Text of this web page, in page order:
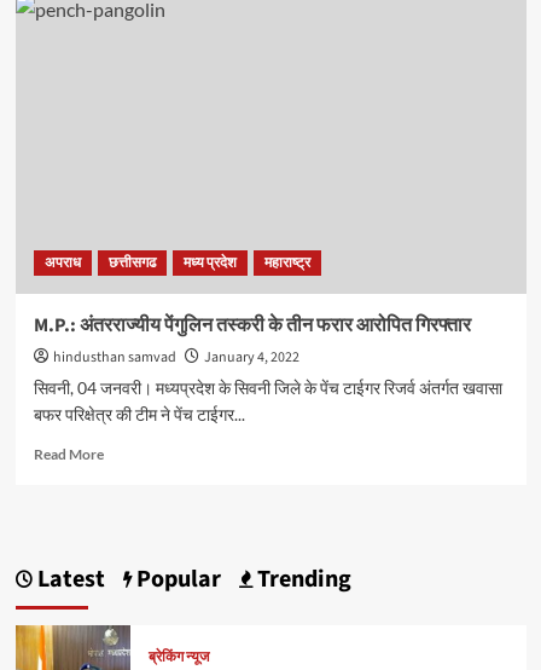
म.प्र.
अपराध छत्तीसगढ मध्य प्रदेश महाराष्ट्र
M.P.: अंतरराज्यीय पेंगुलिन तस्करी के तीन फरार आरोपित गिरफ्तार
hindusthan samvad
January 4, 2022
सिवनी, 04 जनवरी। मध्यप्रदेश के सिवनी जिले के पेंच टाईगर रिजर्व अंतर्गत खवासा
बफर परिक्षेत्र की टीम ने पेंच टाईगर...
Read MoreRead
तस्करी
तीन
फरार
Latest Popular Trending
ब्रेकिंग न्यूज